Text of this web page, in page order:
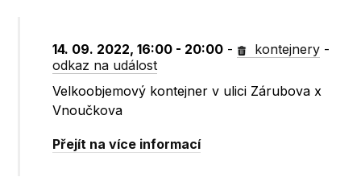
14. 09. 2022, 16:00 - 20:00 - kontejnery -
odkaz na událost
Velkoobjemový kontejner v ulici Zárubova x
Vnoučkova
Přejít na více informací